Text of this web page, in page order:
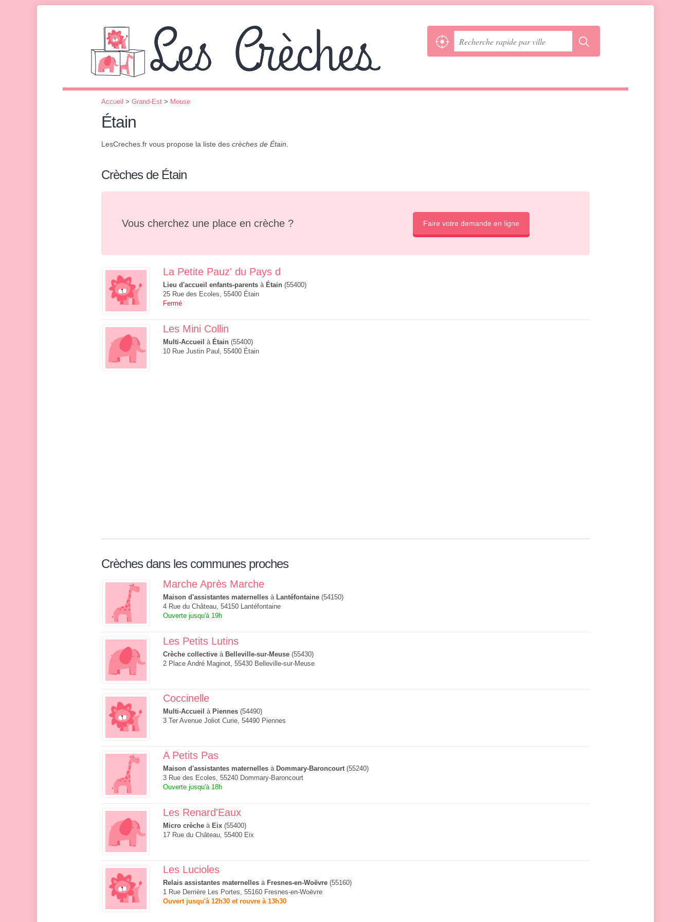
Accueil > Grand-Est > Meuse
Étain
LesCreches.fr vous propose la liste des crèches de Étain
Crèches de Étain
Vous cherchez une place en crèche ? Faire votre demande en ligne
La Petite Pauz' du Pays d
Lieu d'accueil enfants-parents à Étain (55400)
25 Rue des Ecoles, 55400 Étain
Fermé
Les Mini Collin
Multi-Accueil à Étain (55400)
10 Rue Justin Paul, 55400 Étain
Crèches dans les communes proches
Marche Après Marche
Maison d'assistantes maternelles à Lantéfontaine (54150)
4 Rue du Château, 54150 Lantéfontaine
Ouverte jusqu'à 19h
Les Petits Lutins
Crèche collective à Belleville-sur-Meuse (55430)
2 Place André Maginot, 55430 Belleville-sur-Meuse
Coccinelle
Multi-Accueil à Piennes (54490)
3 Ter Avenue Joliot Curie, 54490 Piennes
A Petits Pas
Maison d'assistantes maternelles à Dommary-Baroncourt(55240)
3 Rue des Ecoles, 55240 Dommary-Baroncourt
Ouverte jusqu'à 18h
Les Renard'Eaux
Micro crèche à Eix (55400)
17 Rue du Château, 55400 Eix
Les Lucioles
Relais assistantes maternelles à Fresnes-en-Woëvre (55160)
1 Rue Derrière Les Portes, 55160 Fresnes-en-Woëvre
Ouvert jusqu'à 12h30 et rouvre à 13h30